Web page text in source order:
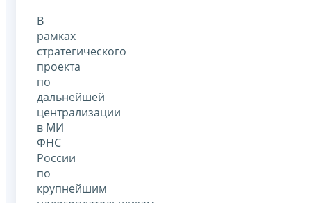
В
рамках
стратегического
проекта
по
дальнейшей
централизации
в МИ
ФНС
России
по
крупнейшим